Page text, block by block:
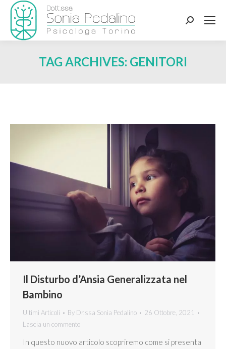
Search:
TAG ARCHIVES: GENITORI
Il Disturbo d’Ansia Generalizzata nel
Bambino
Ultimi Articoli By Dr.ssa Sonia Pedalino
26 Ottobre, 2021
Lascia un commento
In questo nuovo articolo scopriremo come si presenta